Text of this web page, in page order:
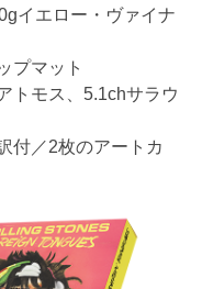
イエロー・ヴァイナ
プマット
トモス、5.1chサラウ
付／2枚のアートカ